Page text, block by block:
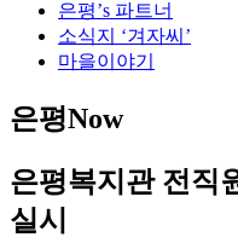
은평’s 파트너
소식지 ‘겨자씨’
마을이야기
은평Now
은평복지관 전직
실시